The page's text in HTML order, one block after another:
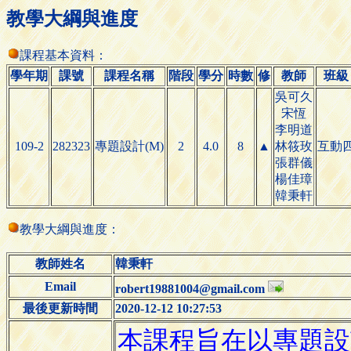
教學大綱與進度
課程基本資料：
學年期
課號 課程名稱 階段 學分 時數 修 教師 班級
109-2 282323 專題設計(M) 2 4.0 8 ▲
吳可久
宋恆
李明道
林筱玫
張群儀
楊佳璋
韓秉軒
互動
教學大綱與進度：
教師姓名
韓秉軒
Email
robert19881004@gmail.com
最後更新時間
2020-12-12 10:27:53